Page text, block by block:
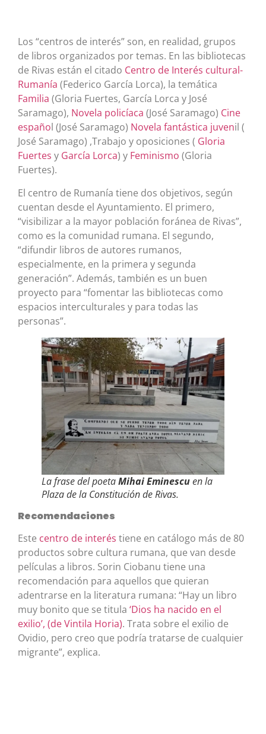
Los “centros de interés” son, en realidad, grupos
de libros organizados por temas. En las bibliotecas
de Rivas están el citado Centro de Interés cultural-
Rumanía (Federico García Lorca), la temática
Familia (Gloria Fuertes, García Lorca y José
Saramago), Novela policíaca (José Saramago) Cine
español (José Saramago) Novela fantástica juvenil (
José Saramago) ,Trabajo y oposiciones ( Gloria
Fuertes y García Lorca) y Feminismo (Gloria
Fuertes).
El centro de Rumanía tiene dos objetivos, según
cuentan desde el Ayuntamiento. El primero,
“visibilizar a la mayor población foránea de Rivas”,
como es la comunidad rumana. El segundo,
“difundir libros de autores rumanos,
especialmente, en la primera y segunda
generación”. Además, también es un buen
proyecto para “fomentar las bibliotecas como
espacios interculturales y para todas las
personas”.
La frase del poetaMihai Eminescuen la
Plaza de la Constitución de Rivas.
Recomendaciones
Este centro de interés tiene en catálogo más de 80
productos sobre cultura rumana, que van desde
películas a libros. Sorin Ciobanu tiene una
recomendación para aquellos que quieran
adentrarse en la literatura rumana: “Hay un libro
muy bonito que se titula ‘Dios ha nacido en el
exilio’, (de Vintila Horia). Trata sobre el exilio de
Ovidio, pero creo que podría tratarse de cualquier
migrante”, explica.